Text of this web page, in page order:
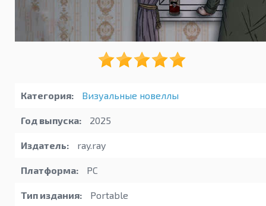
Категория: Визуальные новеллы
Год выпуска: 2025
Издатель: ray.ray
Платформа: PC
Тип издания: Portable